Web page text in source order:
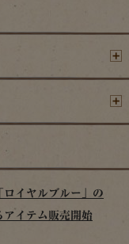
ロイヤルブルー」の
アイテム販売開始